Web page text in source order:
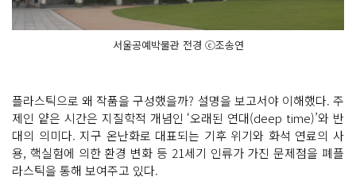
서울공예박물관 전경 ⓒ조송연
플라스틱으로 왜 작품을 구성했을까? 설명을 보고서야 이해했다. 주
제인 얕은 시간은 지질학적 개념인 ‘오래된 연대(deep time)’와 반
대의 의미다. 지구 온난화로 대표되는 기후 위기와 화석 연료의 사
용, 핵실험에 의한 환경 변화 등 21세기 인류가 가진 문제점을 폐플
라스틱을 통해 보여주고 있다.